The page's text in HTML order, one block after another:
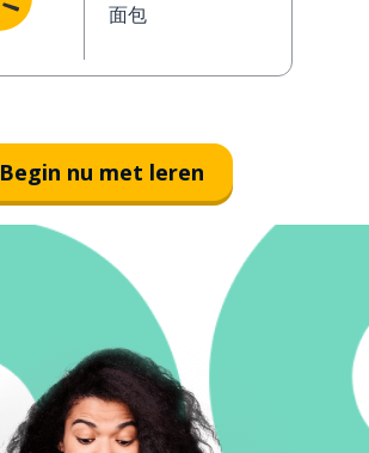
面包
Begin nu met leren